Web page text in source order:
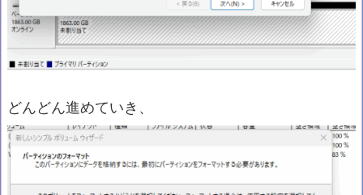
どんどん進めていき、